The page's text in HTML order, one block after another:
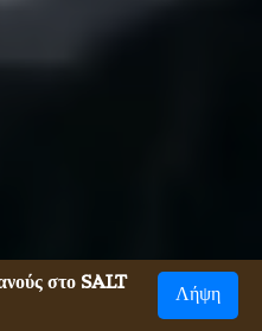
στο SALT
Λήψη